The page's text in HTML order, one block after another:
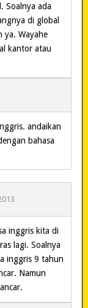
Soalnya ada
di global
ya. Wayahe
kantor atau
andaikan
bahasa
inggris kita di
lagi. Soalnya
inggris 9 tahun
Namun